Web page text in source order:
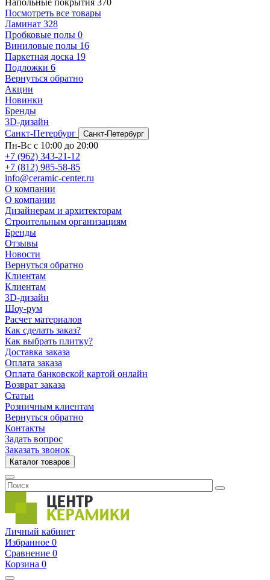
Напольные покрытия 370
Посмотреть все товары
Ламинат 328
Пробковые полы 0
Виниловые полы 16
Паркетная доска 19
Подложки 6
Вернуться обратно
Акции
Новинки
Бренды
3D-дизайн
Санкт-Петербург
Санкт-Петербург
Пн-Вс с 10:00 до 20:00
+7 (962) 343-21-12
+7 (812) 985-58-85
info@ceramic-center.ru
О компании
О компании
Дизайнерам и архитекторам
Строительным организациям
Бренды
Отзывы
Новости
Вернуться обратно
Клиентам
Клиентам
3D-дизайн
Шоу-рум
Расчет материалов
Как сделать заказ?
Как выбрать плитку?
Доставка заказа
Оплата заказа
Оплата банковской картой онлайн
Возврат заказа
Статьи
Розничным клиентам
Вернуться обратно
Контакты
Задать вопрос
Заказать звонок
Каталог товаров
Личный кабинет
Избранное 0
Сравнение 0
Корзина 0